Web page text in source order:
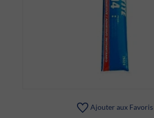
Ajouter aux Favoris